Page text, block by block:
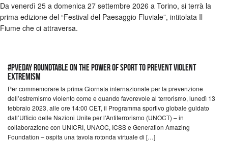
Da venerdì 25 a domenica 27 settembre 2026 a Torino, si terrà la
prima edizione del “Festival del Paesaggio Fluviale”, intitolata Il
Fiume che ci attraversa.
#PVEDay Roundtable on the Power of Sport to Prevent Violent
Extremism
Per commemorare la prima Giornata internazionale per la prevenzione
dell’estremismo violento come e quando favorevole al terrorismo, lunedì 13
febbraio 2023, alle ore 14:00 CET, il Programma sportivo globale guidato
dall’Ufficio delle Nazioni Unite per l’Antiterrorismo (UNOCT) – in
collaborazione con UNICRI, UNAOC, ICSS e Generation Amazing
Foundation – ospita una tavola rotonda virtuale di […]